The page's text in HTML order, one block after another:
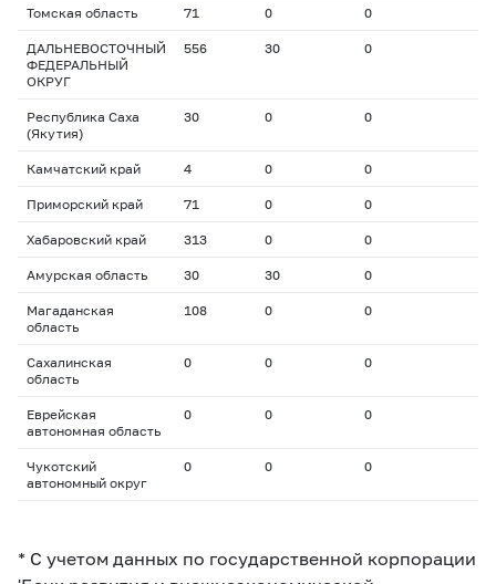
Томская область 71 0 0
ДАЛЬНЕВОСТОЧНЫЙ
ФЕДЕРАЛЬНЫЙ
ОКРУГ
556 30 0
Республика Саха
(Якутия)
30 0 0
Камчатский край 4 0 0
Приморский край 71 0 0
Хабаровский край 313 0 0
Амурская область 30 30 0
Магаданская
область
108 0 0
Сахалинская
область
0 0 0
Еврейская
автономная область
0 0 0
Чукотский
автономный округ
0 0 0
* С учетом данных по государственной корпорации